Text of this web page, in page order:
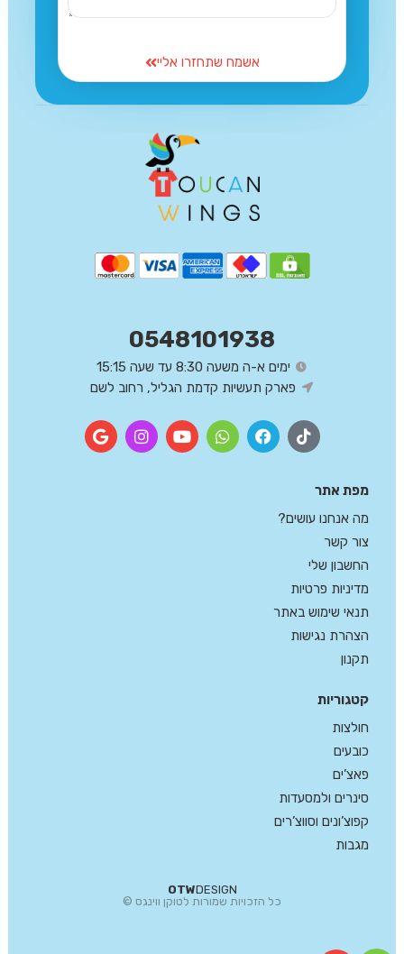
אשמח שתחזרו אליי
קטגוריות
חולצות
כובעים
פאצ’ים
סינרים ולמסעדות
קפוצ’ונים וסווצ’רים
מגבות
OTWDESIGN
כל הזכויות שמורות לטוקן ווינגס ©
מפת אתר
מה אנחנו עושים?
צור קשר
החשבון שלי
מדיניות פרטיות
תנאי שימוש באתר
הצהרת נגישות
תקנון
0548101938
ימים א-ה משעה 8:30 עד שעה 15:15
פארק תעשיות קדמת הגליל, רחוב לשם